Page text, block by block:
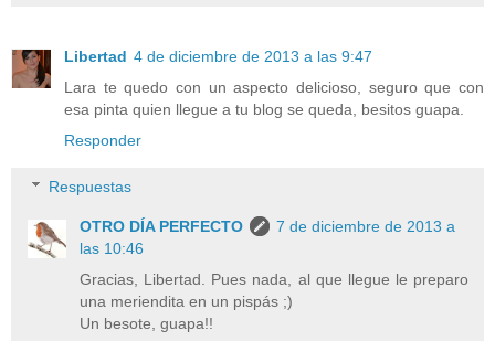
Libertad 4 de diciembre de 2013 a las 9:47
Lara te quedo con un aspecto delicioso, seguro que con
esa pinta quien llegue a tu blog se queda, besitos guapa.
Responder
Respuestas
OTRO DÍA PERFECTO
7 de diciembre de 2013 a
las 10:46
Gracias, Libertad. Pues nada, al que llegue le preparo
una meriendita en un pispás ;)
Un besote, guapa!!